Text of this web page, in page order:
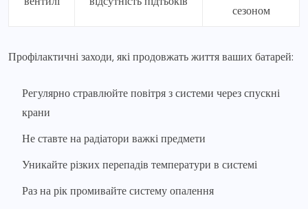
сезоном
Профілактичні заходи, які продовжать життя ваших батарей:
Регулярно стравлюйте повітря з системи через спускні
крани
Не ставте на радіатори важкі предмети
Уникайте різких перепадів температури в системі
Раз на рік промивайте систему опалення